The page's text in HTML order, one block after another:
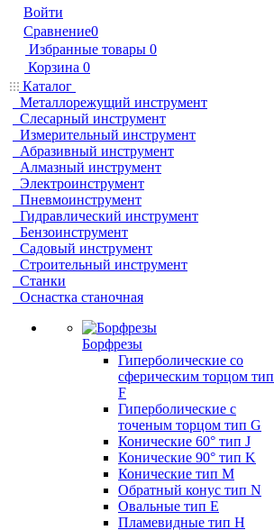
Войти
Сравнение0
Избранные товары 0
Корзина 0
Каталог
Металлорежущий инструмент
Слесарный инструмент
Измерительный инструмент
Абразивный инструмент
Алмазный инструмент
Электроинструмент
Пневмоинструмент
Гидравлический инструмент
Бензоинструмент
Садовый инструмент
Строительный инструмент
Станки
Оснастка станочная
Борфрезы
Гиперболические cо
сферическим торцом тип
F
Гиперболические с
точеным торцом тип G
Конические 60° тип J
Конические 90° тип K
Конические тип M
Обратный конус тип N
Овальные тип E
Пламевидные тип H